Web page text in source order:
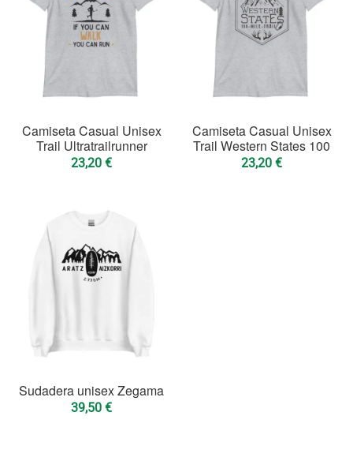
Camiseta Casual Unisex
Trail Ultratrailrunner
23,20 €
Camiseta Casual Unisex
Trail Western States 100
23,20 €
Sudadera unisex Zegama
39,50 €